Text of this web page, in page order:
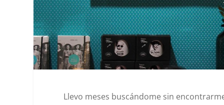
Llevo meses buscándome sin